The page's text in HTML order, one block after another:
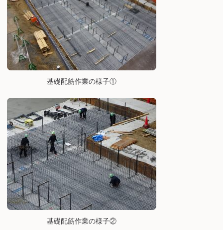
基礎配筋作業の様子①
基礎配筋作業の様子②